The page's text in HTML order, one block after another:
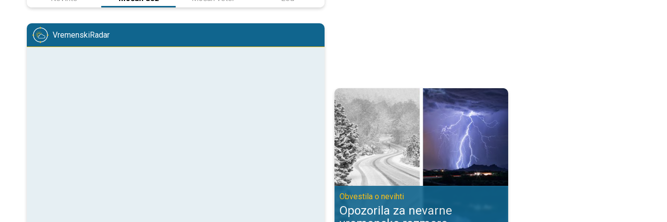
VremenskiRadar
Opozorila za nevarne vremenske razmere. Obvestila o nevihti. . .
Obvestila o nevihti
Opozorila za nevarne